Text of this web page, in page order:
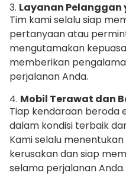
3. Layanan Pelanggan
Tim kami selalu siap
pertanyaan atau
mengutamakan
memberikan
perjalanan Anda.
4. Mobil Terawat dan
Tiap kendaraan beroda
dalam kondisi terbaik
Kami selalu
kerusakan dan siap
selama perjalanan Anda.